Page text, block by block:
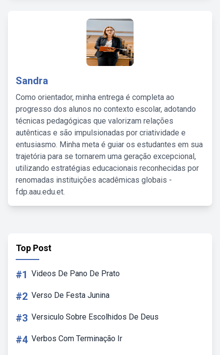
Sandra
Como orientador, minha entrega é completa ao
progresso dos alunos no contexto escolar, adotando
técnicas pedagógicas que valorizam relações
autênticas e são impulsionadas por criatividade e
entusiasmo. Minha meta é guiar os estudantes em sua
trajetória para se tornarem uma geração excepcional,
utilizando estratégias educacionais reconhecidas por
renomadas instituições acadêmicas globais -
fdp.aau.edu.et.
Top Post
#1 Videos De Pano De Prato
#2 Verso De Festa Junina
#3 Versiculo Sobre Escolhidos De Deus
#4 Verbos Com Terminação Ir